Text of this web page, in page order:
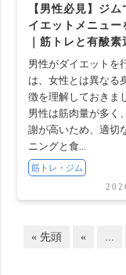
【男性必見】ジム
イエットメニュー
｜筋トレと有酸素
男性がダイエットを
は、女性とは異なる
徴を理解しておきま
男性は筋肉量が多く
謝が高いため、適切
ニングと食...
筋トレ・ジム
« 先頭 « ...